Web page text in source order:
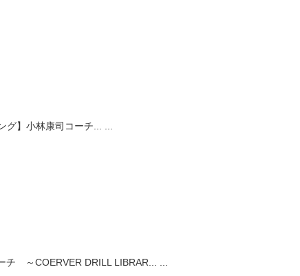
グ】小林康司コーチ...
チ ～COERVER DRILL LIBRAR...